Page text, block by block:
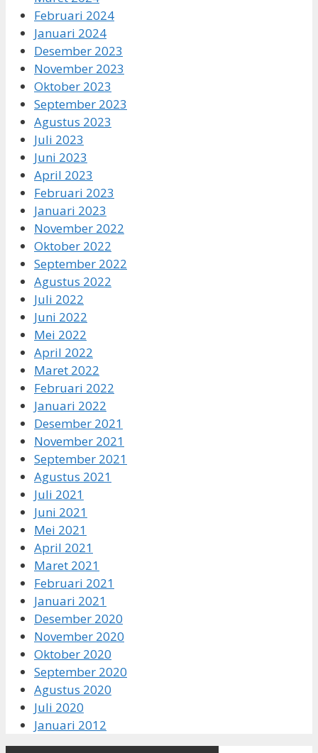
Februari 2024
Januari 2024
Desember 2023
November 2023
Oktober 2023
September 2023
Agustus 2023
Juli 2023
Juni 2023
April 2023
Februari 2023
Januari 2023
November 2022
Oktober 2022
September 2022
Agustus 2022
Juli 2022
Juni 2022
Mei 2022
April 2022
Maret 2022
Februari 2022
Januari 2022
Desember 2021
November 2021
September 2021
Agustus 2021
Juli 2021
Juni 2021
Mei 2021
April 2021
Maret 2021
Februari 2021
Januari 2021
Desember 2020
November 2020
Oktober 2020
September 2020
Agustus 2020
Juli 2020
Januari 2012